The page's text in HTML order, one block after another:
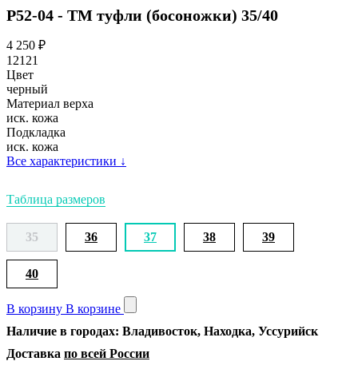
Р52-04 - ТМ туфли (босоножки) 35/40
4 250 ₽
12121
Цвет
черный
Материал верха
иск. кожа
Подкладка
иск. кожа
Все характеристики ↓
Таблица размеров
35 36 37 38 39
40
В корзину В корзине
Наличие в городах: Владивосток, Находка, Уссурийск
Доставка по всей России